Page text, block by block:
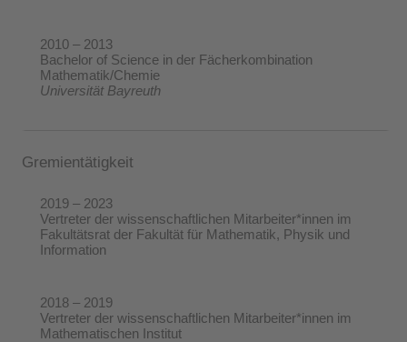
2010 – 2013
Bachelor of Science in der Fächerkombination
Mathematik/Chemie
Universität Bayreuth
Gremientätigkeit
2019 – 2023
Vertreter der wissenschaftlichen Mitarbeiter*innen im
Fakultätsrat der Fakultät für Mathematik, Physik und
Information
2018 – 2019
Vertreter der wissenschaftlichen Mitarbeiter*innen im
Mathematischen Institut